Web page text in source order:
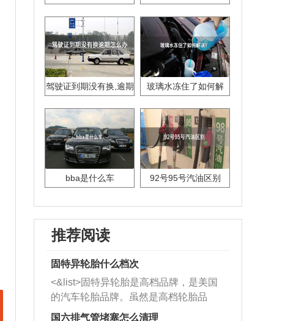
驾驶证到期没有换,逾期
玻璃水冻住了如何解
bba是什么车 92号95号汽油区别
推荐阅读
固特异轮胎什么档次
<&list>固特异轮胎是高档品牌，是美国
的汽车轮胎品牌。虽然是高档轮胎品
牌，但是中高低端的轮胎都有生产，这
国六排气管堵塞怎么清理